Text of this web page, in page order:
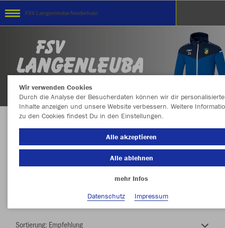
FSV Langenleuba-Niederhain
Herzlich Willkommen im Teamshop FSV
Langenleuba-Niederhain
Wir verwenden Cookies
Durch die Analyse der Besucherdaten können wir dir personalisierte
Inhalte anzeigen und unsere Website verbessern. Weitere
zu den Cookies findest Du in den Einstellungen.
Alle akzeptieren
Alle ablehnen
mehr Infos
Datenschutz
Impressum